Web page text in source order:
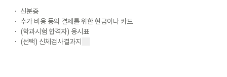
신분증
추가 비용 등의 결제를 위한 현금이나 카드
(학과시험 합격자) 응시표
(선택) 신체검사결과지